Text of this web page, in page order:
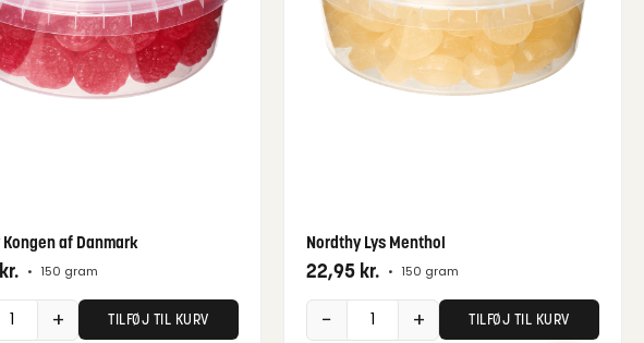
af Danmark
kr. • 150 gram
+ TILFØJ TIL KURV
Nordthy Lys Menthol
22,95 kr. • 150 gram
− + TILFØJ TIL KURV